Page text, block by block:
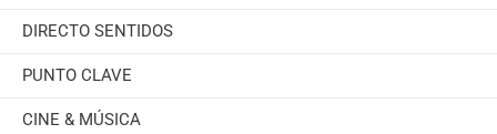
DIRECTO SENTIDOS
PUNTO CLAVE
CINE & MÚSICA